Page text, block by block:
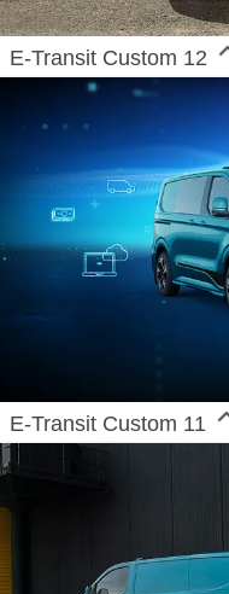
E-Transit Custom 12
E-Transit Custom 11